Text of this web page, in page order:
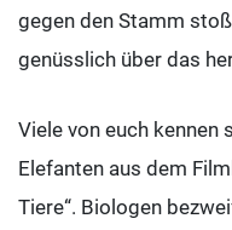
gegen den Stamm
genüsslich über das
Viele von euch kennen
Elefanten aus dem
Tiere“. Biologen